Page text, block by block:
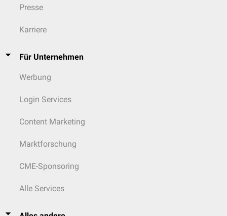
Presse
Karriere
Für Unternehmen
Werbung
Login Services
Content Marketing
Marktforschung
CME-Sponsoring
Alle Services